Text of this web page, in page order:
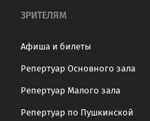
ЗРИТЕЛЯМ
Афиша и билеты
Репертуар Основного зала
Репертуар Малого зала
Репертуар по Пушкинской